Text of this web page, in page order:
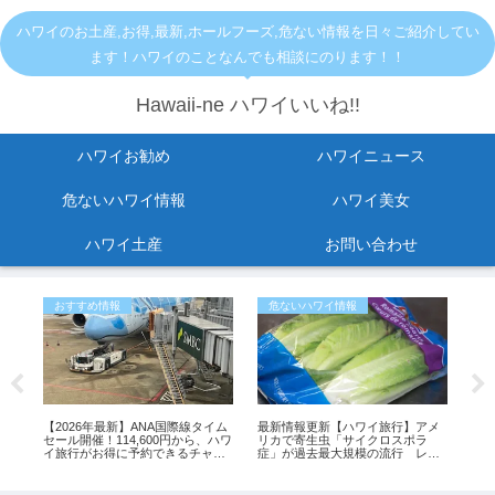
ハワイのお土産,お得,最新,ホールフーズ,危ない情報を日々ご紹介してい
ます！ハワイのことなんでも相談にのります！！
Hawaii-ne ハワイいいね!!
ハワイお勧め ハワイニュース
危ないハワイ情報 ハワイ美女
ハワイ土産 お問い合わせ
おすすめ情報
【2026年最新】ANA国際線タイム
セール開催！114,600円から、ハワ
イ旅行がお得に予約できるチャン
危ないハワイ情報
最新情報更新【ハワイ旅行】アメ
リカで寄生虫「サイクロスポラ
症」が過去最大規模の流行 レタ